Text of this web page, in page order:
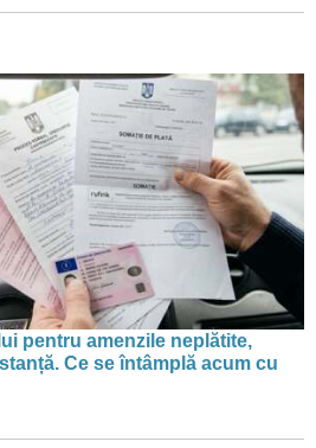
pentru amenzile neplătite,
Ce se întâmplă acum cu